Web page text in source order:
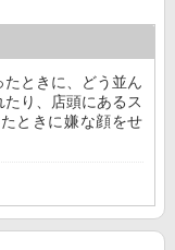
ときに、どう並ん
り、店頭にあるス
ときに嫌な顔をせ